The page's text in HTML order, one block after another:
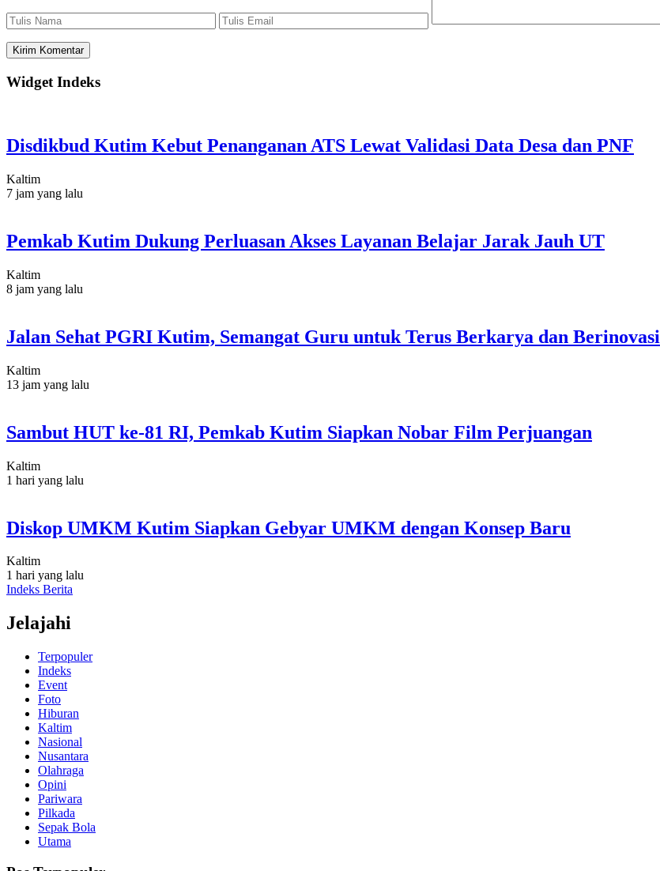
Widget Indeks
Disdikbud Kutim Kebut Penanganan ATS Lewat Validasi Data Desa dan PNF
Kaltim
7 jam yang lalu
Pemkab Kutim Dukung Perluasan Akses Layanan Belajar Jarak Jauh UT
Kaltim
8 jam yang lalu
Jalan Sehat PGRI Kutim, Semangat Guru untuk Terus Berkarya dan Berinovasi
Kaltim
13 jam yang lalu
Sambut HUT ke-81 RI, Pemkab Kutim Siapkan Nobar Film Perjuangan
Kaltim
1 hari yang lalu
Diskop UMKM Kutim Siapkan Gebyar UMKM dengan Konsep Baru
Kaltim
1 hari yang lalu
Indeks Berita
Jelajahi
Terpopuler
Indeks
Event
Foto
Hiburan
Kaltim
Nasional
Nusantara
Olahraga
Opini
Pariwara
Pilkada
Sepak Bola
Utama